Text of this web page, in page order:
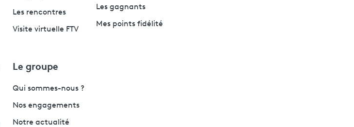
Les rencontres
Visite virtuelle FTV
Les gagnants
Mes points fidélité
Le groupe
Qui sommes-nous ?
Nos engagements
Notre actualité